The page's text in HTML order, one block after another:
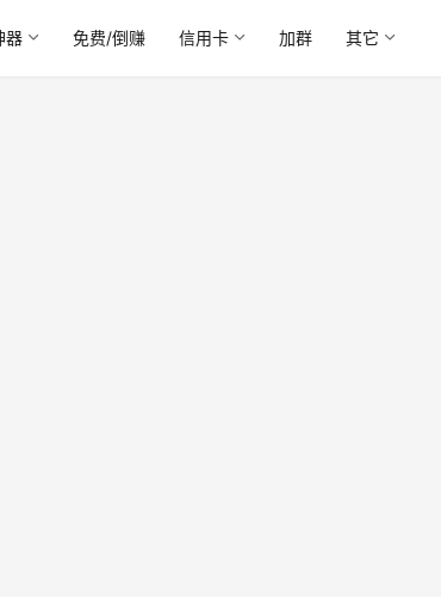
器 免费/倒赚 信用卡 加群 其它